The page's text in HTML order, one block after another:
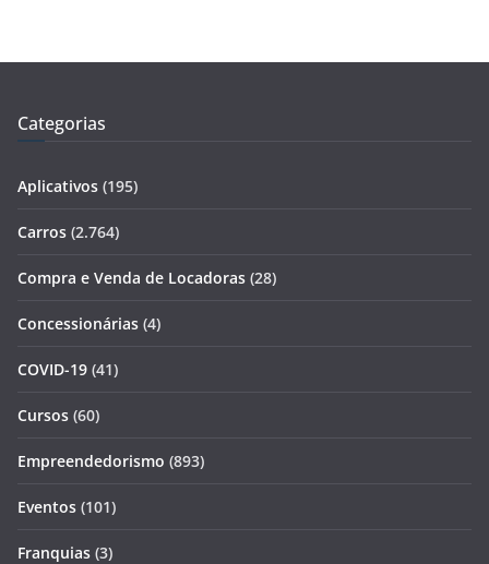
Categorias
Aplicativos (195)
Carros (2.764)
Compra e Venda de Locadoras (28)
Concessionárias (4)
COVID-19 (41)
Cursos (60)
Empreendedorismo (893)
Eventos (101)
Franquias (3)